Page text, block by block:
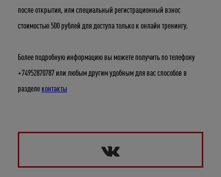
после открытия, или специальный регистрационный взнос
стоимостью 500 рублей для доступа только к онлайн тренингу.
Более подробную информацию вы можете получить по телефону
+74952870787 или любым другим удобным для вас способов в
разделе контакты